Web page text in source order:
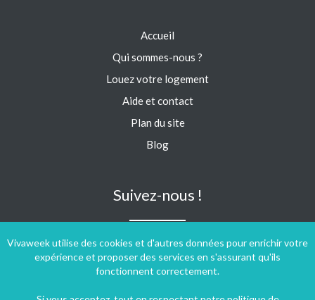
Vivaweek utilise des cookies et d'autres données pour enrichir votre
expérience et proposer des services en s'assurant qu'ils
fonctionnent correctement.
Accueil
Qui sommes-nous ?
Louez votre logement
Aide et contact
Plan du site
Blog
Suivez-nous !